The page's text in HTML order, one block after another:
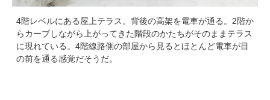
4階レベルにある屋上テラス。背後の高架を電車が通る。2階か
らカーブしながら上がってきた階段のかたちがそのままテラス
に現れている。4階線路側の部屋から見るとほとんど電車が目
の前を通る感覚だそうだ。